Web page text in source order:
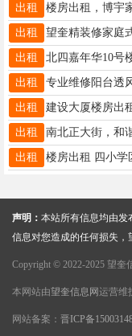
出租 楼房出租，博宇
出租
出租 北四嘉年华10号
出租
出租
出租
出租
声明： 本站所有信息均由发
信息对您造成的任何损失，
Copyright © 2022-2025 望奎
本网站由望奎信息网 运营维
网站备案： 晋ICP备